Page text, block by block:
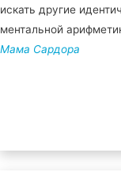
искать другие
ментальной
Мама Сардора